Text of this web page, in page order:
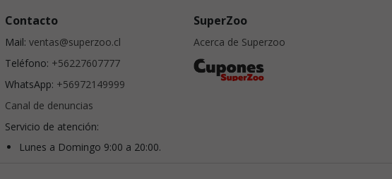
Contacto
Mail: ventas@superzoo.cl
Teléfono: +56227607777
WhatsApp: +56972149999
Canal de denuncias
Servicio de atención:
Lunes a Domingo 9:00 a 20:00.
SuperZoo
Acerca de Superzoo